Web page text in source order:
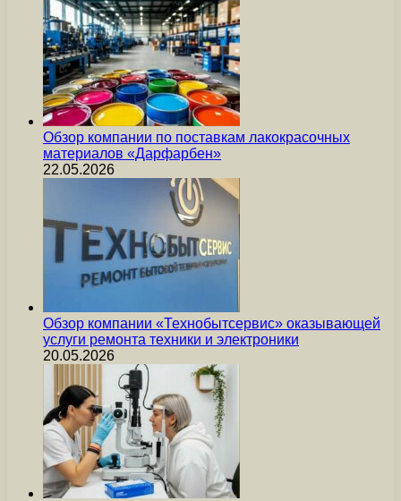
Обзор компании по поставкам лакокрасочных
материалов «Дарфарбен»
22.05.2026
Обзор компании «Технобытсервис» оказывающей
услуги ремонта техники и электроники
20.05.2026